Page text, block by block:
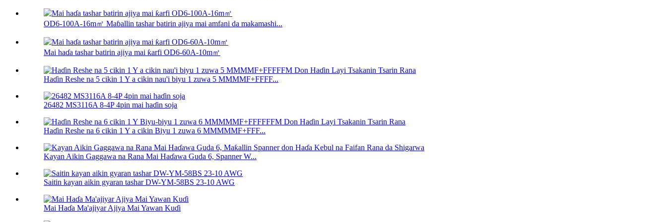
OD6-100A-16m㎡ Maɓallin tashar batirin ajiya mai amfani da makamashi...
Mai haɗa tashar batirin ajiya mai ƙarfi OD6-60A-10m㎡
Haɗin Reshe na 5 cikin 1 Y a cikin nau'i biyu 1 zuwa 5 MMMMF+FFFF...
26482 MS3116A 8-4P 4pin mai haɗin soja
Haɗin Reshe na 6 cikin 1 Y a cikin Biyu 1 zuwa 6 MMMMMF+FFF...
Kayan Aikin Gaggawa na Rana Mai Haɗawa Guda 6, Spanner W...
Saitin kayan aikin gyaran tashar DW-YM-58BS 23-10 AWG
Mai Haɗa Ma'ajiyar Ajiya Mai Yawan Kuɗi